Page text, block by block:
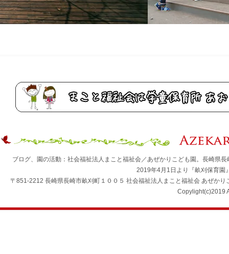
ブログ、園の活動：社会福祉法人まこと福祉会／あぜかりこども園。長崎
2019年4月1日より『畝刈保育園
〒851-2212 長崎県長崎市畝刈町１００５ 社会福祉法人まこと福祉会 あぜ
Copylight(c)2019